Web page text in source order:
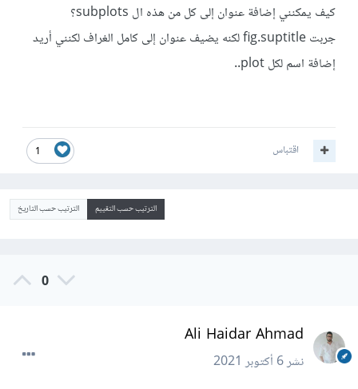
كيف يمكنني إضافة عنوان إلى كل من هذه ال subplots؟
جربت fig.suptitle لكنه يضيف عنوان إلى كامل الغراف لكنني أريد
إضافة اسم لكل plot..
1 اقتباس
الترتيب حسب التقييم الترتيب حسب التاريخ
0
Ali Haidar Ahmad
نشر6 أكتوبر 2021